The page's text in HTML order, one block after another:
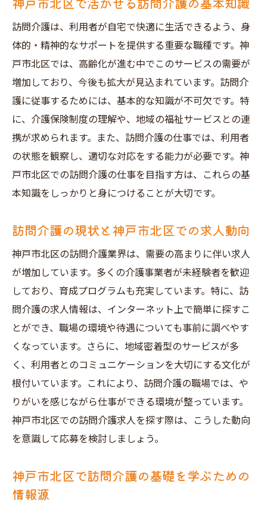
訪問介護は、利用者が自宅で快適に生活できるよう、身
体的・精神的なサポートを提供する重要な職種です。神
戸市北区では、高齢化が進む中でこのサービスの需要が
増加しており、今後も拡大が見込まれています。訪問介
護に従事するためには、基本的な知識が不可欠です。特
に、介護保険制度の理解や、地域の福祉サービスとの連
携が求められます。また、訪問介護の仕事では、利用者
の状態を観察し、適切な対応をする能力が必要です。神
戸市北区での訪問介護の仕事を目指す方は、これらの基
本知識をしっかりと身につけることが大切です。
訪問介護の現状と神戸市北区での求人動向
神戸市北区の訪問介護業界は、需要の高まりに伴い求人
が増加しています。多くの介護事業者が未経験者を歓迎
しており、育成プログラムも充実しています。特に、訪
問介護の求人情報は、インターネット上で簡単に探すこ
とができ、職場の環境や待遇についても事前に調べやす
くなっています。さらに、地域密着型のサービスが多
く、利用者とのコミュニケーションを大切にする文化が
根付いています。これにより、訪問介護の職場では、や
りがいを感じながら仕事ができる環境が整っています。
神戸市北区での訪問介護求人を探す際は、こうした動向
を意識して応募を検討しましょう。
神戸市北区で訪問介護の基礎を学ぶための
情報源